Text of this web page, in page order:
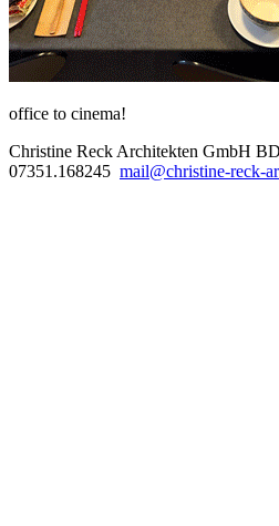
office to cinema!
Christine Reck Architekten GmbH
07351.168245 mail@christine-reck-